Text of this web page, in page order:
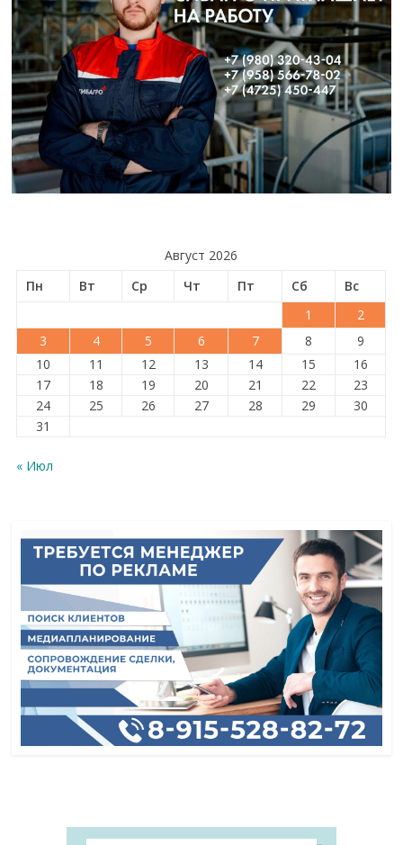
Август 2026
Пн
Вт Ср Чт Пт Сб
Вс
1
2
3
4 5 6 7 8
9
10
11 12 13 14 15
16
17
18 19 20 21 22
23
24
25 26 27 28 29
30
31
« Июл